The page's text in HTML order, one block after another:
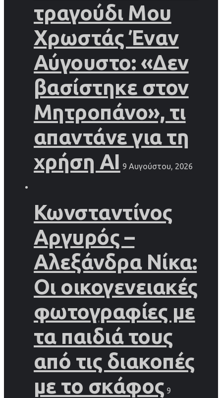
τραγούδι Μου
Χρωστάς Έναν
Αύγουστο: «Δεν
βασίστηκε στον
Μητροπάνο», τι
απαντάνε για τη
χρήση AI 9 Αυγούστου, 2026
Κωνσταντίνος
Αργυρός –
Αλεξάνδρα Νίκα:
Οι οικογενειακές
φωτογραφίες με
τα παιδιά τους
από τις διακοπές
με το σκάφος 9